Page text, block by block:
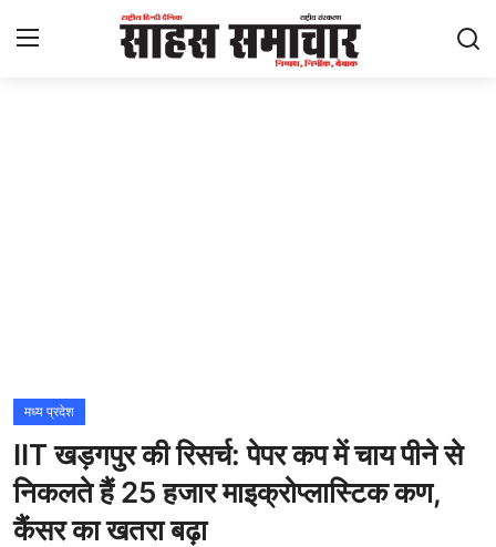
राज्य
अंतराष्ट्रीय
राजनीति
मध्य प्रदेश
IIT खड़गपुर की रिसर्च: पेपर कप में चाय पीने से
निकलते हैं 25 हजार माइक्रोप्लास्टिक कण,
कैंसर का खतरा बढ़ा